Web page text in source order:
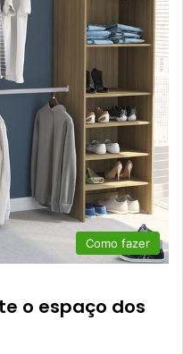
Como fazer
o espaço dos